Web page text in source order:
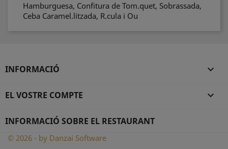
Hamburguesa, Confitura de Tom.quet, Sobrassada,
Ceba Caramel.litzada, R.cula i Ou
INFORMACIÓ 
EL VOSTRE COMPTE 
INFORMACIÓ SOBRE EL RESTAURANT
© 2026 - by Danzai Software